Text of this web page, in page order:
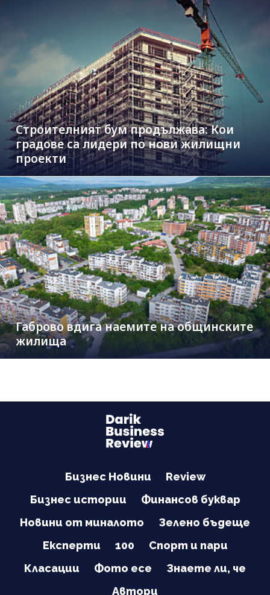
Строителният бум продължава: Кои
градове са лидери по нови жилищни
проекти
Габрово вдига наемите на общинските
жилища
Бизнес Новини
Review
Бизнес истории
Финансов буквар
Новини от миналото
Зелено бъдеще
Експерти
100
Спорт и пари
Класации
Фото есе
Знаете ли, че
Автори